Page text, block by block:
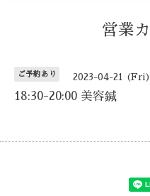
営業
ご予約あり 2023-04-21 (Fri)
18:30-20:00 美容鍼